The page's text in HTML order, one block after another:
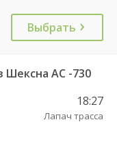
Выбрать
АC -730
18:27
Лапач трасса